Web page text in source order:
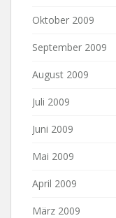
Oktober 2009
September 2009
August 2009
Juli 2009
Juni 2009
Mai 2009
April 2009
März 2009